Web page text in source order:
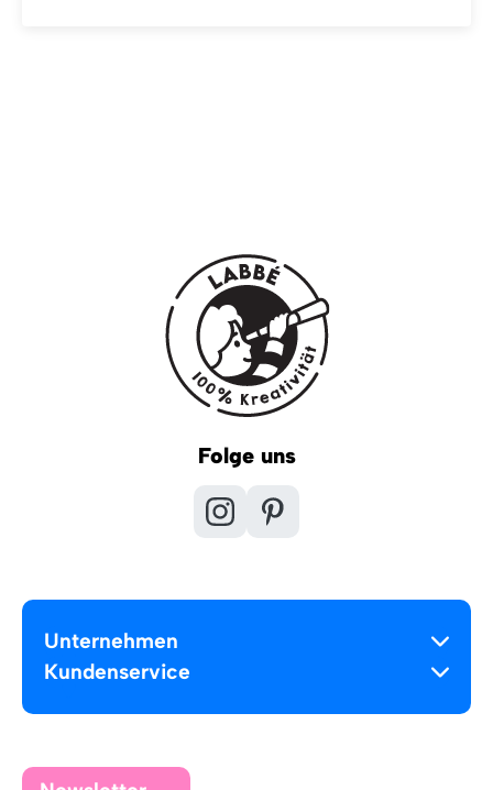
Folge uns
Unternehmen
Kundenservice